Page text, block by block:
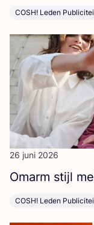
COSH! Leden
26 juni 2026
Omarm stijl
COSH! Leden